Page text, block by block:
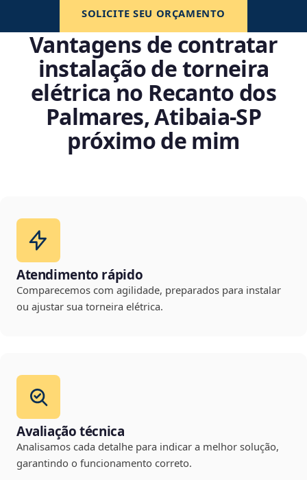
SOLICITE SEU ORÇAMENTO
Vantagens de contratar
instalação de torneira
elétrica no Recanto dos
Palmares, Atibaia‑SP
próximo de mim
Atendimento rápido
Comparecemos com agilidade, preparados para instalar
ou ajustar sua torneira elétrica.
Avaliação técnica
Analisamos cada detalhe para indicar a melhor solução,
garantindo o funcionamento correto.